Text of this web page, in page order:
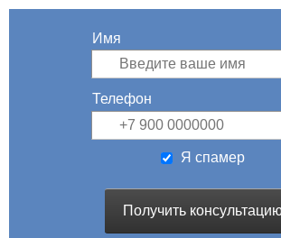
Имя
Телефон
Оставьте это поле пустым
поле. CAPTCHA только для
Я спамер